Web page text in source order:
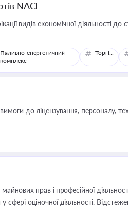
NACE
видів економічної діяльності до
Паливно-енергетичний
комплекс
Торгівля
до ліцензування, персоналу,
прав і професійної
сфері оціночної діяльності.